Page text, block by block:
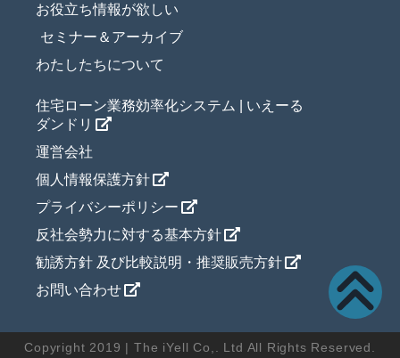
お役立ち情報が欲しい
セミナー＆アーカイブ
わたしたちについて
住宅ローン業務効率化システム | いえーる
ダンドリ
運営会社
個人情報保護方針
プライバシーポリシー
反社会勢力に対する基本方針
勧誘方針 及び比較説明・推奨販売方針
お問い合わせ
Copyright 2019 | The iYell Co,. Ltd All Rights Reserved.